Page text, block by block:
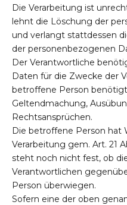
Die Verarbeitung ist
lehnt die Löschung der
und verlangt stattdessen
der personenbezogenen
Der Verantwortliche
Daten für die Zwecke der
betroffene Person
Geltendmachung,
Rechtsansprüchen.
Die betroffene Person hat
Verarbeitung gem. Art. 21
steht noch nicht fest, ob
Verantwortlichen
Person überwiegen.
Sofern eine der oben